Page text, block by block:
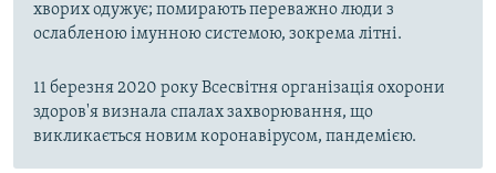
хворих одужує; помирають переважно люди з
ослабленою імунною системою, зокрема літні.
11 березня 2020 року Всесвітня організація охорони
здоров'я визнала спалах захворювання, що
викликається новим коронавірусом, пандемією.